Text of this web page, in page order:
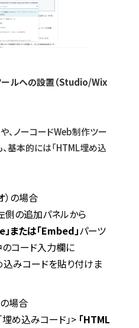
ルへの設置（Studio/Wix
、ノーコードWeb制作ツー
基本的には「HTML埋め込
）の場合
側の追加パネルから
または「Embed」パーツ
のコード入力欄に
みコードを貼り付けま
の場合
め込みコード」> 「HTML